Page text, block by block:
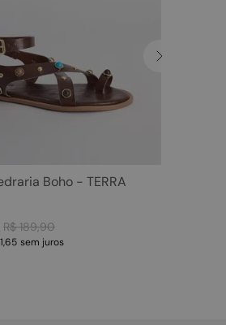
Boho - TERRA
R$ 189,90
sem juros